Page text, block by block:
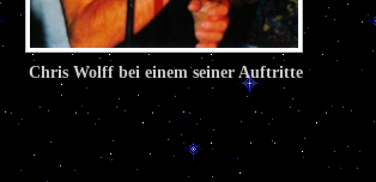
Chris Wolff bei einem seiner Auftritte